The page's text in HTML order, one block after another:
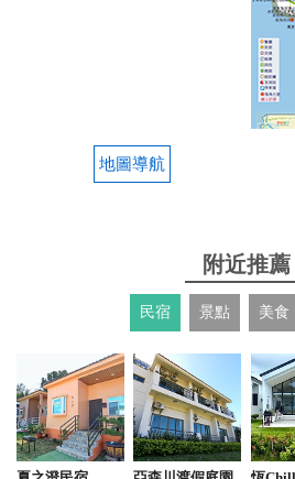
2025-10-12 19:43:03
在山海小漁村，從早餐營業
亮整齊，還能Line點餐付費
餐來一碗，暖胃又暖心，店
足觀光客的需求，非常推薦
2025-10-10 19:52:43
從早餐到晚餐，中式到越式
地圖導航
附近推薦
民宿 景點 美食